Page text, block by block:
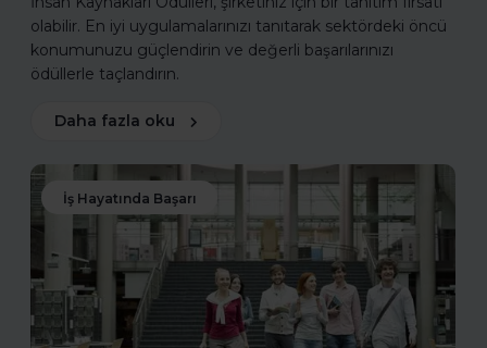
olabilir. En iyi uygulamalarınızı tanıtarak sektördeki öncü
konumunuzu güçlendirin ve değerli başarılarınızı
ödüllerle taçlandırın.
Daha fazla oku
İş Hayatında Başarı